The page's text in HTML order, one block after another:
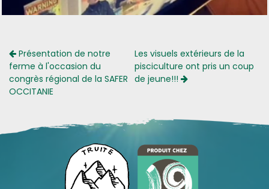
Présentation de notre
ferme à l'occasion du
congrès régional de la SAFER
OCCITANIE
Les visuels extérieurs de la
pisciculture ont pris un coup
de jeune!!!